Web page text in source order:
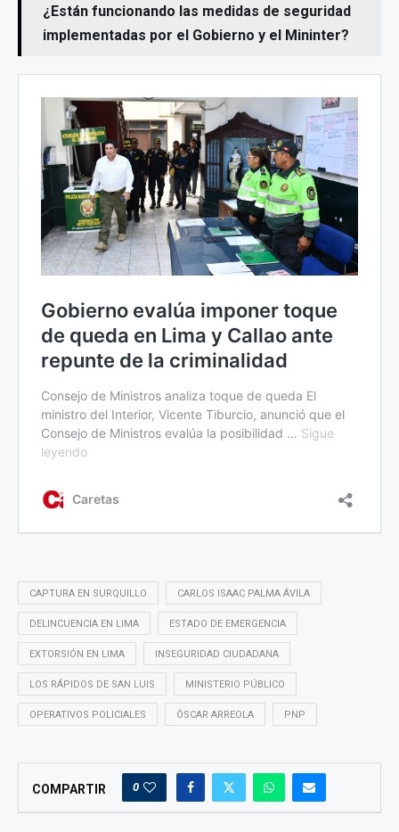
¿Están funcionando las medidas de seguridad
implementadas por el Gobierno y el Mininter?
CAPTURA EN SURQUILLO CARLOS ISAAC PALMA ÁVILA
DELINCUENCIA EN LIMA ESTADO DE EMERGENCIA
EXTORSIÓN EN LIMA INSEGURIDAD CIUDADANA
LOS RÁPIDOS DE SAN LUIS MINISTERIO PÚBLICO
OPERATIVOS POLICIALES ÓSCAR ARREOLA PNP
COMPARTIR 0